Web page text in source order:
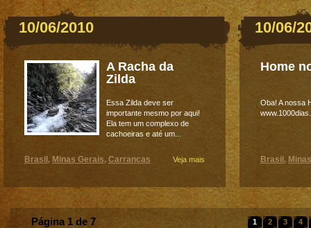
10/06/2010
A Racha da
Zilda
Essa Zilda deve ser
importante mesmo por aqui!
Ela tem um complexo de
cachoeiras e até um...
Veja mais
Brasil , Minas Gerais, Carrancas
10/06/
Home
Oba! A nossa
Brasil ,
1 2 3 4
Página 1 de 7